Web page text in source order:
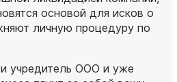
основой для исков о
личную процедуру по
учредитель ООО и уже